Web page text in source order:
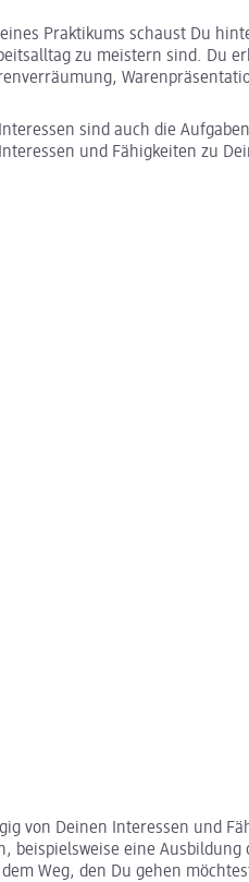
Praktikums schaust Du
zu meistern sind. Du
sind auch die
und Fähigkeiten zu
von Deinen Interessen und
beispielsweise eine Ausbildung
Weg, den Du gehen